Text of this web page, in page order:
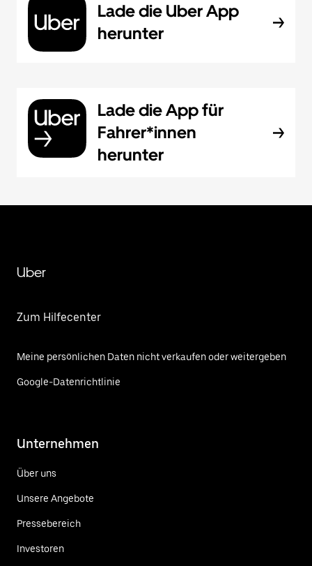
Lade die Uber App
herunter
Lade die App für
Fahrer*innen
herunter
Uber
Zum Hilfecenter
Meine persönlichen Daten nicht verkaufen oder weitergeben
Google-Datenrichtlinie
Unternehmen
Über uns
Unsere Angebote
Pressebereich
Investoren